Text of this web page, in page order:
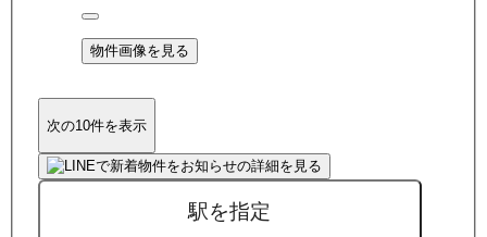
物件画像を見る
次の10件を表示
駅を指定